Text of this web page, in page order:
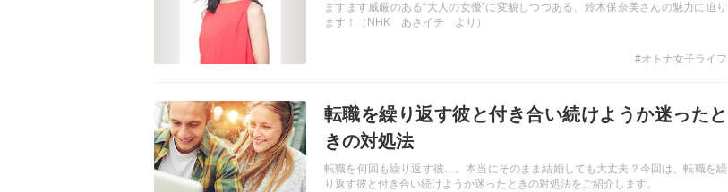
ますます威厳のある“大人の女優”に変貌しつつある、鈴木保奈美さんの魅力に迫り
ます！（NHK あさイチ より）
#オトナ女子ライフ
転職を繰り返す彼と付き合い続けようか迷ったと
きの対処法
転職を何回も繰り返す彼…。本当にそのまま結婚しても大丈夫？今回は、転職を繰
り返す彼と付き合い続けようか迷ったときの対処法をご紹介します。